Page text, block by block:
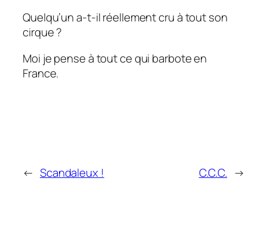
Quelqu’un a-t-il réellement cru à tout son
cirque ?
Moi je pense à tout ce qui barbote en
France.
← Scandaleux ! C.C.C. →